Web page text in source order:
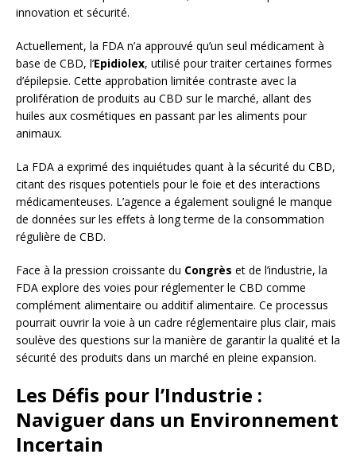
innovation et sécurité.
Actuellement, la FDA n’a approuvé qu’un seul médicament à
base de CBD, l’Epidiolex, utilisé pour traiter certaines formes
d’épilepsie. Cette approbation limitée contraste avec la
prolifération de produits au CBD sur le marché, allant des
huiles aux cosmétiques en passant par les aliments pour
animaux.
La FDA a exprimé des inquiétudes quant à la sécurité du CBD,
citant des risques potentiels pour le foie et des interactions
médicamenteuses. L’agence a également souligné le manque
de données sur les effets à long terme de la consommation
régulière de CBD.
Face à la pression croissante du Congrès et de l’industrie, la
FDA explore des voies pour réglementer le CBD comme
complément alimentaire ou additif alimentaire. Ce processus
pourrait ouvrir la voie à un cadre réglementaire plus clair, mais
soulève des questions sur la manière de garantir la qualité et la
sécurité des produits dans un marché en pleine expansion.
Les Défis pour l’Industrie :
Naviguer dans un Environnement
Incertain